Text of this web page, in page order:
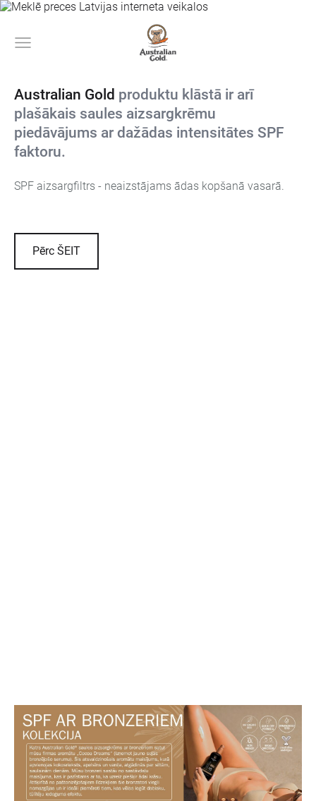
Australian Gold produktu klāstā ir arī
plašākais saules aizsargkrēmu
piedāvājums ar dažādas intensitātes SPF
faktoru.
SPF aizsargfiltrs - neaizstājams ādas kopšanā vasarā.
Pērc ŠEIT